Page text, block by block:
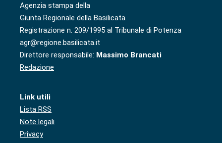
Agenzia stampa della
Giunta Regionale della Basilicata
Registrazione n. 209/1995 al Tribunale di Potenza
agr@regione.basilicata.it
Direttore responsabile: Massimo Brancati
Redazione
Link utili
Lista RSS
Note legali
Privacy